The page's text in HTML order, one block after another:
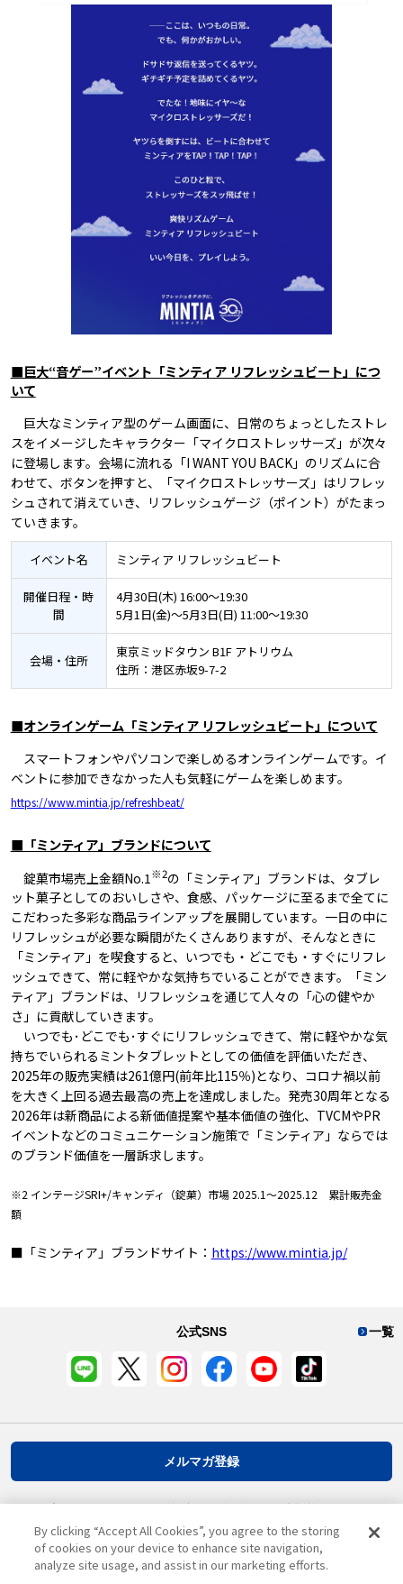
■巨大“音ゲー”イベント「ミンティア リフレッシュビート」につ
いて
巨大なミンティア型のゲーム画面に、日常のちょっとしたストレ
スをイメージしたキャラクター「マイクロストレッサーズ」が次々
に登場します。会場に流れる「I WANT YOU BACK」のリズムに合
わせて、ボタンを押すと、「マイクロストレッサーズ」はリフレッ
シュされて消えていき、リフレッシュゲージ（ポイント）がたまっ
ていきます。
イベント名 ミンティア リフレッシュビート
開催日程・時
間
4月30日(木) 16:00～19:30
5月1日(金)～5月3日(日) 11:00～19:30
会場・住所
東京ミッドタウン B1F アトリウム
住所：港区赤坂9-7-2
■オンラインゲーム「ミンティア リフレッシュビート」について
スマートフォンやパソコンで楽しめるオンラインゲームです。イ
ベントに参加できなかった人も気軽にゲームを楽しめます。
https://www.mintia.jp/refreshbeat/
■「ミンティア」ブランドについて
錠菓市場売上金額No.1 ※2の「ミンティア」ブランドは、タブレ
ット菓子としてのおいしさや、食感、パッケージに至るまで全てに
こだわった多彩な商品ラインアップを展開しています。一日の中に
リフレッシュが必要な瞬間がたくさんありますが、そんなときに
「ミンティア」を喫食すると、いつでも・どこでも・すぐにリフレ
ッシュできて、常に軽やかな気持ちでいることができます。「ミン
ティア」ブランドは、リフレッシュを通じて人々の「心の健やか
さ」に貢献していきます。
いつでも･どこでも･すぐにリフレッシュできて、常に軽やかな気
持ちでいられるミントタブレットとしての価値を評価いただき、
2025年の販売実績は261億円(前年比115％)となり、コロナ禍以前
を大きく上回る過去最高の売上を達成しました。発売30周年となる
2026年は新商品による新価値提案や基本価値の強化、TVCMやPR
イベントなどのコミュニケーション施策で「ミンティア」ならでは
のブランド価値を一層訴求します。
※2 インテージSRI+/キャンディ（錠菓）市場 2025.1～2025.12 累計販売金
額
■「ミンティア」ブランドサイト： https://www.mintia.jp/
一覧
公式SNS
メルマガ登録
By clicking “Accept All Cookies”, you agree to the storing
of cookies on your device to enhance site navigation,
analyze site usage, and assist in our marketing efforts.